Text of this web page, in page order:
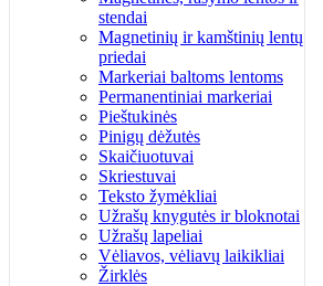
stendai
Magnetinių ir kamštinių lentų
priedai
Markeriai baltoms lentoms
Permanentiniai markeriai
Pieštukinės
Pinigų dėžutės
Skaičiuotuvai
Skriestuvai
Teksto žymėkliai
Užrašų knygutės ir bloknotai
Užrašų lapeliai
Vėliavos, vėliavų laikikliai
Žirklės